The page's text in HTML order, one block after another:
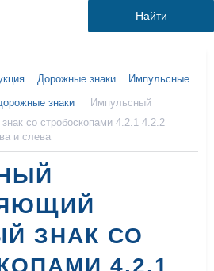
Найти
Дорожные знаки
Импульсные
знаки
Импульсный
со стробоскопами 4.2.1 4.2.2
и слева
ЗНАК СО
4.2.1